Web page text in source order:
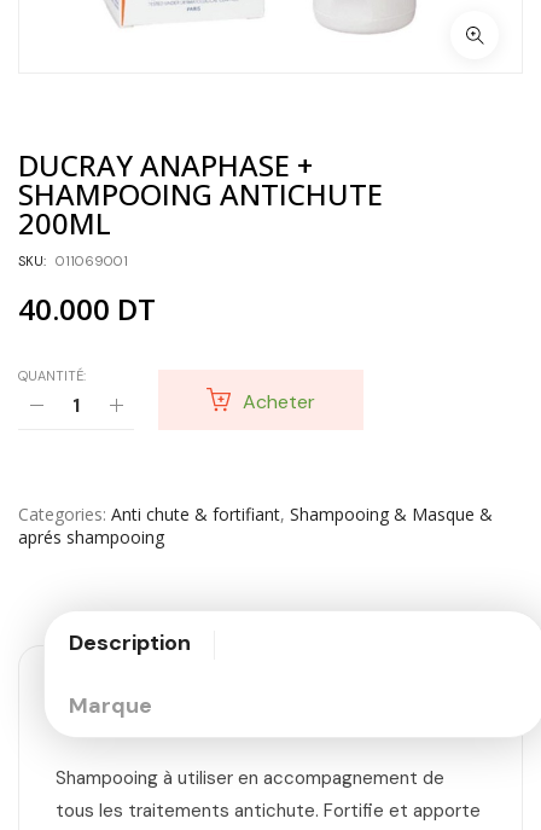
DUCRAY ANAPHASE +
SHAMPOOING ANTICHUTE
200ML
SKU: 011069001
40.000 DT
QUANTITÉ:
Acheter
Categories Anti chute & fortifiant, Shampooing & Masque &
aprés shampooing
Description
Marque
Shampooing à utiliser en accompagnement de
tous les traitements antichute. Fortifie et apporte